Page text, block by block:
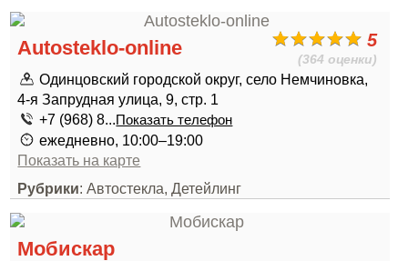
5
(364 оценки)
Autosteklo-online
Одинцовский городской округ, село Немчиновка,
4-я Запрудная улица, 9, стр. 1
+7 (968) 8...Показать телефон
ежедневно, 10:00–19:00
Показать на карте
Рубрики: Автостекла, Детейлинг
Мобискар